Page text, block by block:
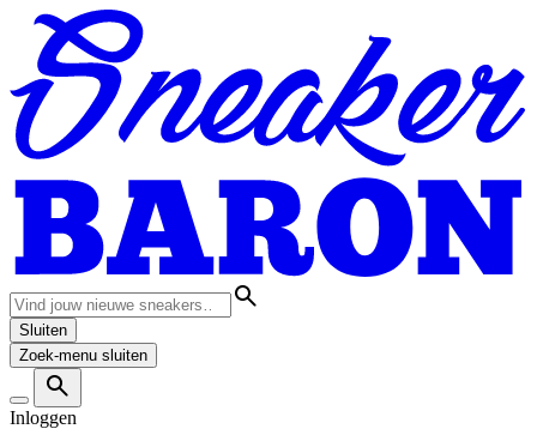
Sluiten
Zoek-menu sluiten
Inloggen